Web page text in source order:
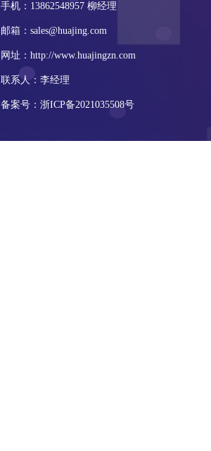
手机：13862548957 柳经理
邮箱：sales@huajing.com
网址：http://www.huajingzn.com
联系人：李经理
备案号： 浙ICP备2021035508号